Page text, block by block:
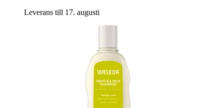
Leverans till 17. augusti